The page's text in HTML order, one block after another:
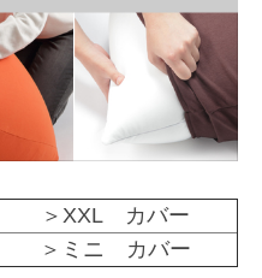
＞XXL カバー
＞ミニ カバー